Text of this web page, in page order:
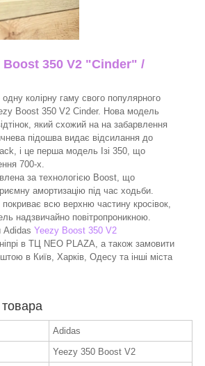
Boost 350 V2 "Cinder" /
колірну гаму свого популярного
Boost 350 V2 Cinder. Нова модель
який схожий на на забарвлення
підошва видає відсилання до
і це перша модель Ізі 350, що
700-х.
за технологією Boost, що
амортизацію під час ходьби.
всю верхню частину кросівок,
надзвичайно повітропроникною.
Adidas Yeezy Boost 350 V2
в ТЦ NEO PLAZA, а також замовити
в Київ, Харків, Одесу та інші міста
Adidas
Yeezy 350 Boost V2